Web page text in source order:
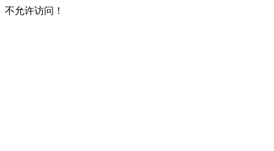
不允许访问！